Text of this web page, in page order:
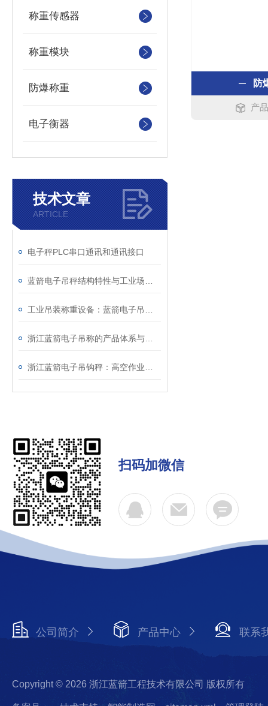
称重传感器
称重模块
防爆称重
电子衡器
技术文章
ARTICLE
电子秤PLC串口通讯和通讯接口
防
产
扫码加微信
公司简介 产品中心 联系
Copyright © 2026 浙江蓝箭工程技术有限公司 版权所有